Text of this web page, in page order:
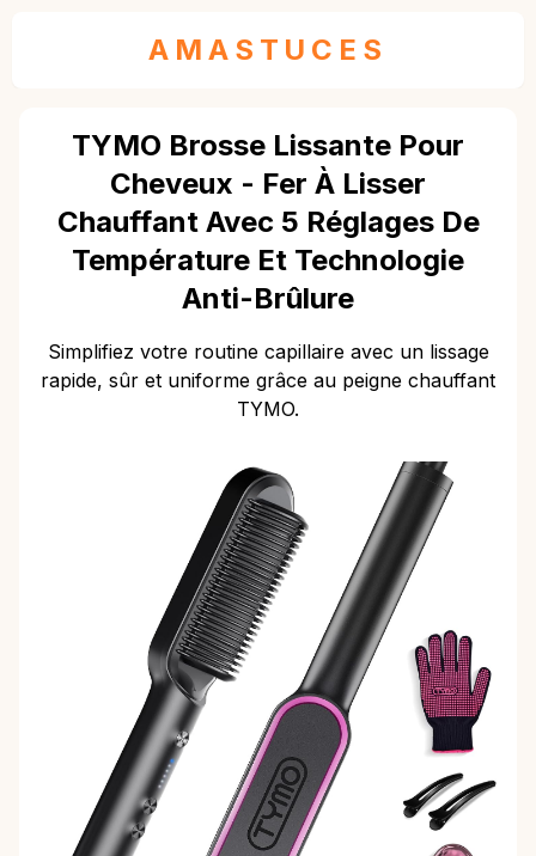
AMASTUCES
TYMO Brosse Lissante Pour
Cheveux - Fer À Lisser
Chauffant Avec 5 Réglages De
Température Et Technologie
Anti-Brûlure
Simplifiez votre routine capillaire avec un lissage
rapide, sûr et uniforme grâce au peigne chauffant
TYMO.